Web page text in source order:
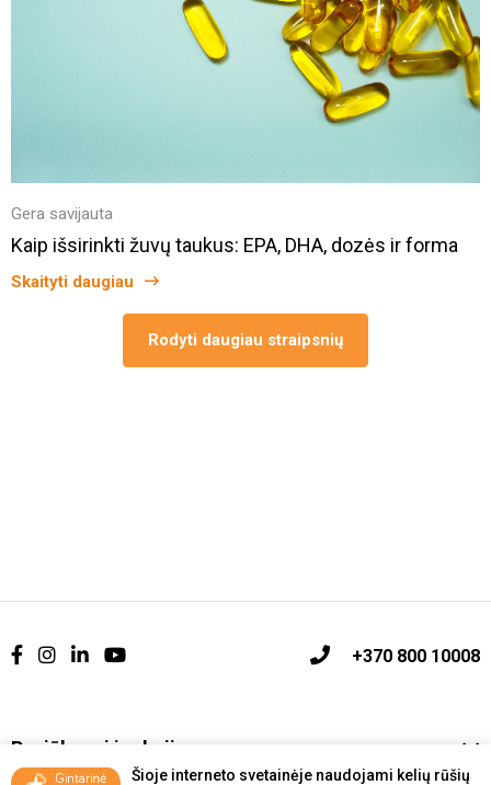
Šioje interneto svetainėje naudojami kelių rūšių
Gera savijauta
Kaip išsirinkti žuvų taukus: EPA, DHA, dozės ir forma
Skaityti daugiau
Rodyti daugiau straipsnių
+370 800 10008
Pasiūlymai ir akcijos